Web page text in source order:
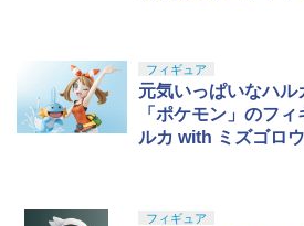
フィギュア
元気いっぱいなハル
「ポケモン」のフ
ルカ with ミズゴロ
フィギュア